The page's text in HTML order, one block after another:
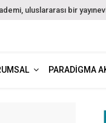
uluslararası bir
PARADIGMA